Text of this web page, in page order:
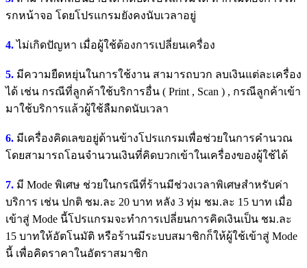
รกหน้าจอ โดยโปรแกรมยังคงนับเวลาอยู่
4. ไม่เกิดปัญหา เมื่อผู้ใช้ต้องการเปลี่ยนเครื่อง
5. มีความยืดหยุ่นในการใช้งาน สามารถบวก ลบเงินแต่ละเครื่อง
ได้ เช่น กรณีที่ลูกค้าใช้บริการอื่น ( Print , Scan ) , กรณีลูกค้าเข้า
มาใช้บริการแล้วผู้ใช้ลืมกดนับเวลา
6. มีเครื่องคิดเลขอยู่ด้านข้างโปรแกรมเพื่อช่วยในการคำนวณ
โดยสามารถโอนจำนวนเงินที่คิดบวกเข้าในเครื่องของผู้ใช้ได้
7. มี Mode พิเศษ ช่วยในกรณีที่ร้านมีช่วงเวลาพิเศษสำหรับค่า
บริการ เช่น ปกติ ชม.ละ 20 บาท หลัง 3 ทุ่ม ชม.ละ 15 บาท เมื่อ
เข้าสู่ Mode นี้โปรแกรมจะทำการเปลี่ยนการคิดเงินเป็น ชม.ละ
15 บาทให้อัตโนมัติ หรือร้านมีระบบสมาชิกก็ให้ผู้ใช้เข้าสู่ Mode
นี้ เพื่อคิดราคาในอัตราสมาชิก